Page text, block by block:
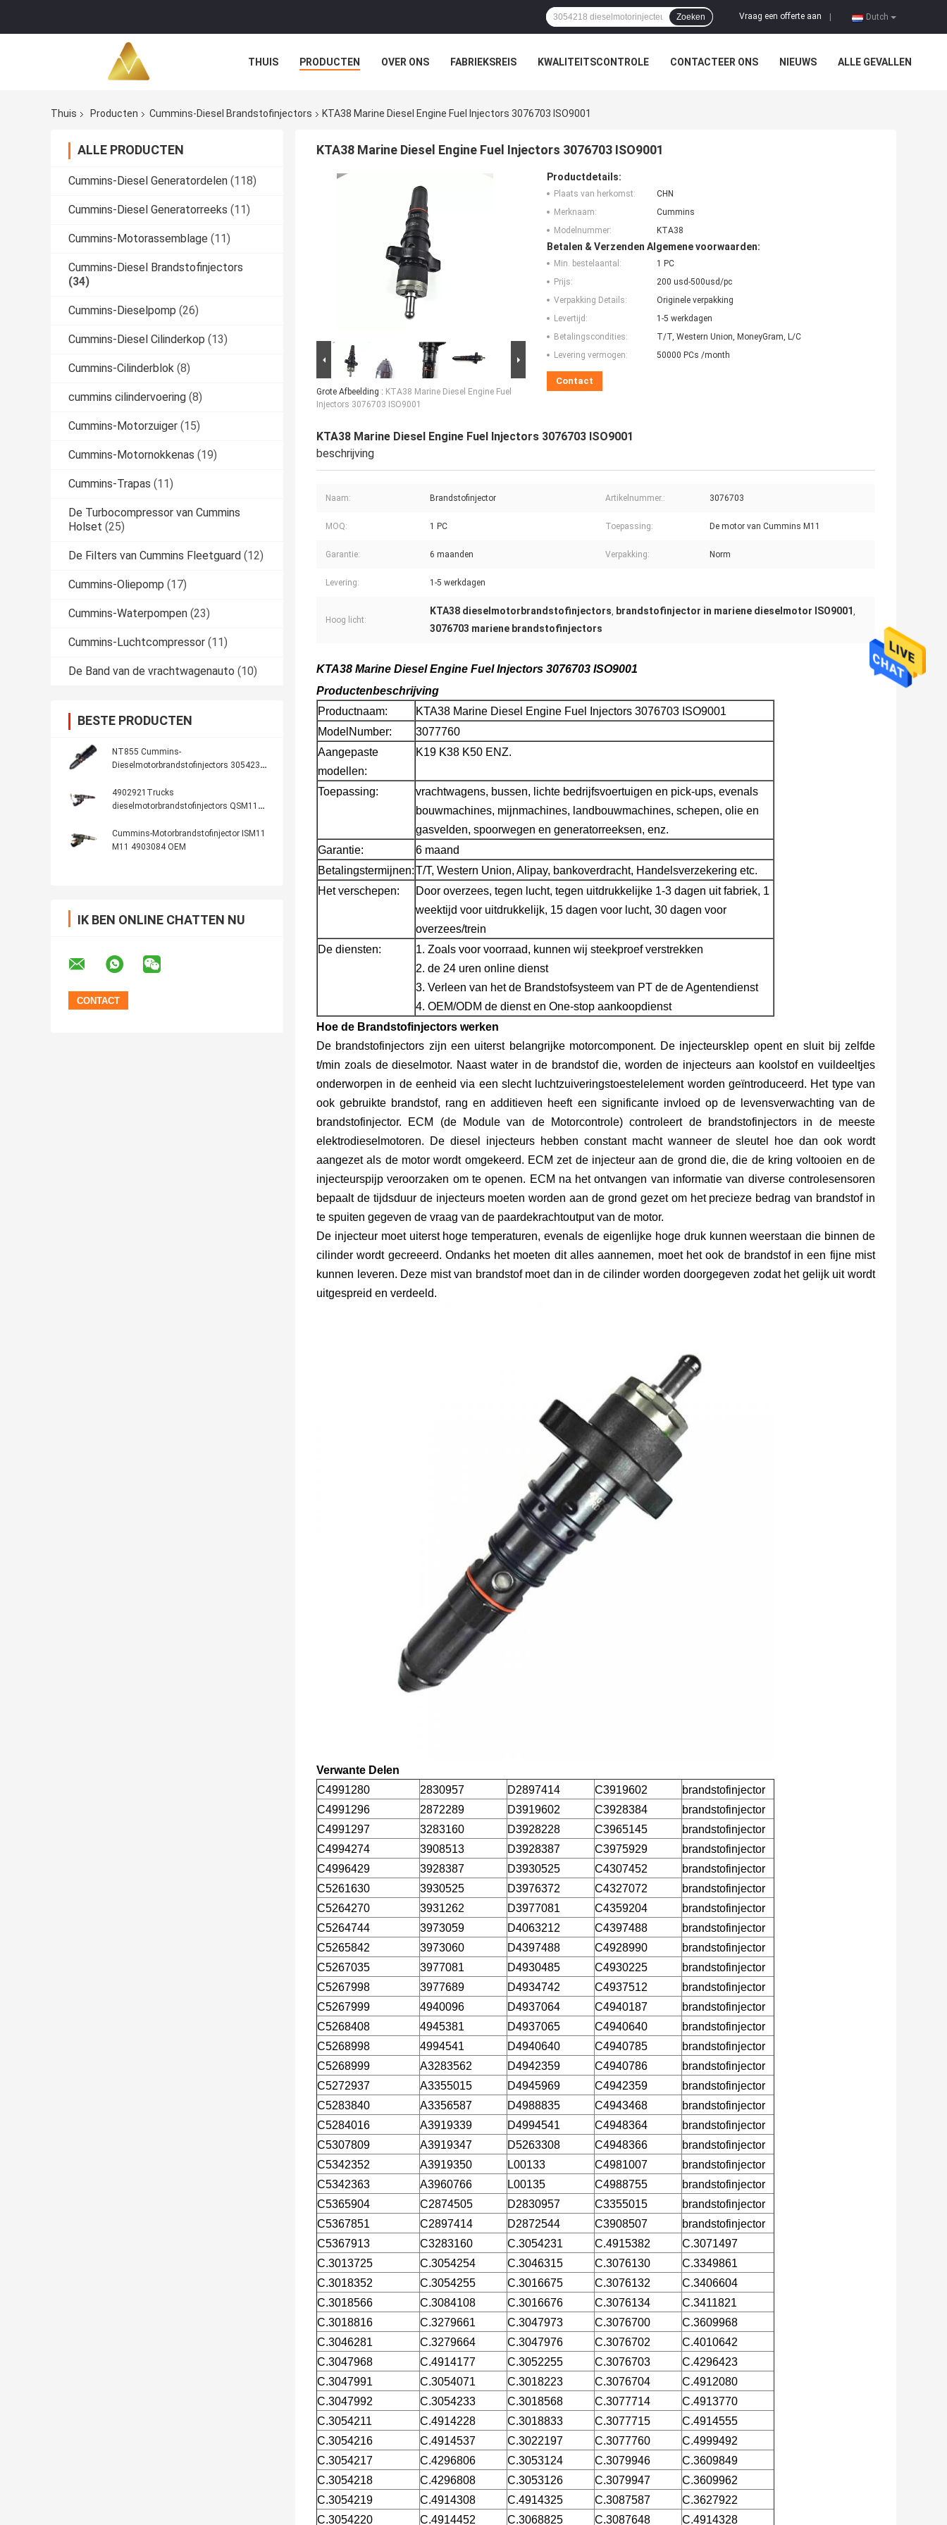
Dutch
Vraag een offerte aan
Zoeken
THUIS PRODUCTEN OVER ONS FABRIEKSREIS KWALITEITSCONTROLE CONTACTEER ONS NIEUWS ALLE GEVALLEN
Thuis Producten Cummins-Diesel Brandstofinjectors KTA38 Marine Diesel Engine Fuel Injectors 3076703 ISO9001
ALLE PRODUCTEN
Cummins-Diesel Generatordelen (118)
Cummins-Diesel Generatorreeks (11)
Cummins-Motorassemblage (11)
Cummins-Diesel Brandstofinjectors
(34)
Cummins-Dieselpomp (26)
Cummins-Diesel Cilinderkop (13)
Cummins-Cilinderblok (8)
cummins cilindervoering (8)
Cummins-Motorzuiger (15)
Cummins-Motornokkenas (19)
Cummins-Trapas (11)
De Turbocompressor van Cummins
Holset (25)
De Filters van Cummins Fleetguard (12)
Cummins-Oliepomp (17)
Cummins-Waterpompen (23)
Cummins-Luchtcompressor (11)
De Band van de vrachtwagenauto (10)
BESTE PRODUCTEN
NT855 Cummins-
Dieselmotorbrandstofinjectors 3054233
4902921Trucks
dieselmotorbrandstofinjectors QSM11
Cummins-Motorbrandstofinjector ISM11
M11 4903084 OEM
IK BEN ONLINE CHATTEN NU
KTA38 Marine Diesel Engine Fuel Injectors 3076703 ISO9001
Grote Afbeelding : KTA38 Marine Diesel Engine Fuel
Injectors 3076703 ISO9001
Productdetails:
Plaats van herkomst:
CHN
Merknaam:
Cummins
Modelnummer:
KTA38
Betalen & Verzenden Algemene voorwaarden:
Min. bestelaantal:
1 PC
Prijs:
200 usd-500usd/pc
Verpakking Details:
Originele verpakking
Levertijd:
1-5 werkdagen
Betalingscondities:
T/T, Western Union, MoneyGram, L/C
Levering vermogen:
50000 PCs /month
Contact
KTA38 Marine Diesel Engine Fuel Injectors 3076703 ISO9001
beschrijving
Naam: Brandstofinjector Artikelnummer.: 3076703
MOQ: 1 PC Toepassing: De motor van Cummins M11
Garantie: 6 maanden Verpakking: Norm
Levering: 1-5 werkdagen
Hoog licht:
KTA38 dieselmotorbrandstofinjectors, brandstofinjector in mariene dieselmotor ISO9001 ,
3076703 mariene brandstofinjectors
KTA38 Marine Diesel Engine Fuel Injectors 3076703 ISO9001
Productenbeschrijving
Productnaam:
KTA38 Marine Diesel Engine Fuel Injectors 3076703 ISO9001
ModelNumber:
3077760
Aangepaste
modellen:
K19 K38 K50 ENZ.
Toepassing:
vrachtwagens, bussen, lichte bedrijfsvoertuigen en pick-ups, evenals
bouwmachines, mijnmachines, landbouwmachines, schepen, olie en
gasvelden, spoorwegen en generatorreeksen, enz.
Garantie:
6 maand
Betalingstermijnen:T/T, Western Union, Alipay, bankoverdracht, Handelsverzekering etc.
Het verschepen:
Door overzees, tegen lucht, tegen uitdrukkelijke 1-3 dagen uit fabriek, 1
weektijd voor uitdrukkelijk, 15 dagen voor lucht, 30 dagen voor
overzees/trein
De diensten:
1. Zoals voor voorraad, kunnen wij steekproef verstrekken
2. de 24 uren online dienst
3. Verleen van het de Brandstofsysteem van PT de de Agentendienst
4. OEM/ODM de dienst en One-stop aankoopdienst
Hoe de Brandstofinjectors werken
De brandstofinjectors zijn een uiterst belangrijke motorcomponent. De injecteursklep opent en sluit bij zelfde
t/min zoals de dieselmotor. Naast water in de brandstof die, worden de injecteurs aan koolstof en vuildeeltjes
onderworpen in de eenheid via een slecht luchtzuiveringstoestelelement worden geïntroduceerd. Het type van
ook gebruikte brandstof, rang en additieven heeft een significante invloed op de levensverwachting van de
brandstofinjector. ECM (de Module van de Motorcontrole) controleert de brandstofinjectors in de meeste
elektrodieselmotoren. De diesel injecteurs hebben constant macht wanneer de sleutel hoe dan ook wordt
aangezet als de motor wordt omgekeerd. ECM zet de injecteur aan de grond die, die de kring voltooien en de
injecteurspijp veroorzaken om te openen. ECM na het ontvangen van informatie van diverse controlesensoren
bepaalt de tijdsduur de injecteurs moeten worden aan de grond gezet om het precieze bedrag van brandstof in
te spuiten gegeven de vraag van de paardekrachtoutput van de motor.
De injecteur moet uiterst hoge temperaturen, evenals de eigenlijke hoge druk kunnen weerstaan die binnen de
cilinder wordt gecreeerd. Ondanks het moeten dit alles aannemen, moet het ook de brandstof in een fijne mist
kunnen leveren. Deze mist van brandstof moet dan in de cilinder worden doorgegeven zodat het gelijk uit wordt
uitgespreid en verdeeld.
Verwante Delen
C4991280
2830957 D2897414 C3919602
brandstofinjector
C4991296
2872289 D3919602 C3928384
brandstofinjector
C4991297
3283160 D3928228 C3965145
brandstofinjector
C4994274
3908513 D3928387 C3975929
brandstofinjector
C4996429
3928387 D3930525 C4307452
brandstofinjector
C5261630
3930525 D3976372 C4327072
brandstofinjector
C5264270
3931262 D3977081 C4359204
brandstofinjector
C5264744
3973059 D4063212 C4397488
brandstofinjector
C5265842
3973060 D4397488 C4928990
brandstofinjector
C5267035
3977081 D4930485 C4930225
brandstofinjector
C5267998
3977689 D4934742 C4937512
brandstofinjector
C5267999
4940096 D4937064 C4940187
brandstofinjector
C5268408
4945381 D4937065 C4940640
brandstofinjector
C5268998
4994541 D4940640 C4940785
brandstofinjector
C5268999
A3283562 D4942359 C4940786
brandstofinjector
C5272937
A3355015 D4945969 C4942359
brandstofinjector
C5283840
A3356587 D4988835 C4943468
brandstofinjector
C5284016
A3919339 D4994541 C4948364
brandstofinjector
C5307809
A3919347 D5263308 C4948366
brandstofinjector
C5342352
A3919350 L00133 C4981007
brandstofinjector
C5342363
A3960766 L00135 C4988755
brandstofinjector
C5365904
C2874505 D2830957 C3355015
brandstofinjector
C5367851
C2897414 D2872544 C3908507
brandstofinjector
C5367913
C3283160 C.3054231 C.4915382
C.3071497
C.3013725
C.3054254 C.3046315 C.3076130
C.3349861
C.3018352
C.3054255 C.3016675 C.3076132
C.3406604
C.3018566
C.3084108 C.3016676 C.3076134
C.3411821
C.3018816
C.3279661 C.3047973 C.3076700
C.3609968
C.3046281
C.3279664 C.3047976 C.3076702
C.4010642
C.3047968
C.4914177 C.3052255 C.3076703
C.4296423
C.3047991
C.3054071 C.3018223 C.3076704
C.4912080
C.3047992
C.3054233 C.3018568 C.3077714
C.4913770
C.3054211
C.4914228 C.3018833 C.3077715
C.4914555
C.3054216
C.4914537 C.3022197 C.3077760
C.4999492
C.3054217
C.4296806 C.3053124 C.3079946
C.3609849
C.3054218
C.4296808 C.3053126 C.3079947
C.3609962
C.3054219
C.4914308 C.4914325 C.3087587
C.3627922
C.3054220
C.4914452 C.3068825 C.3087648 C.4914328